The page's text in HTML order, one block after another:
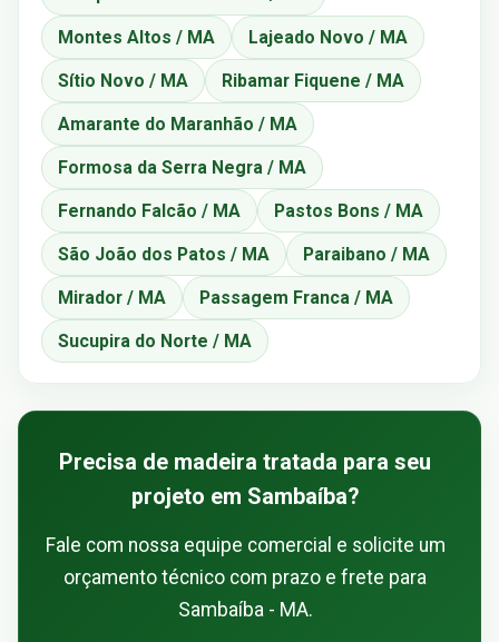
Montes Altos / MA Lajeado Novo / MA
Sítio Novo / MA Ribamar Fiquene / MA
Amarante do Maranhão / MA
Formosa da Serra Negra / MA
Fernando Falcão / MA Pastos Bons / MA
São João dos Patos / MA Paraibano / MA
Mirador / MA Passagem Franca / MA
Sucupira do Norte / MA
Precisa de madeira tratada para seu
projeto em Sambaíba?
Fale com nossa equipe comercial e solicite um
orçamento técnico com prazo e frete para
Sambaíba - MA.